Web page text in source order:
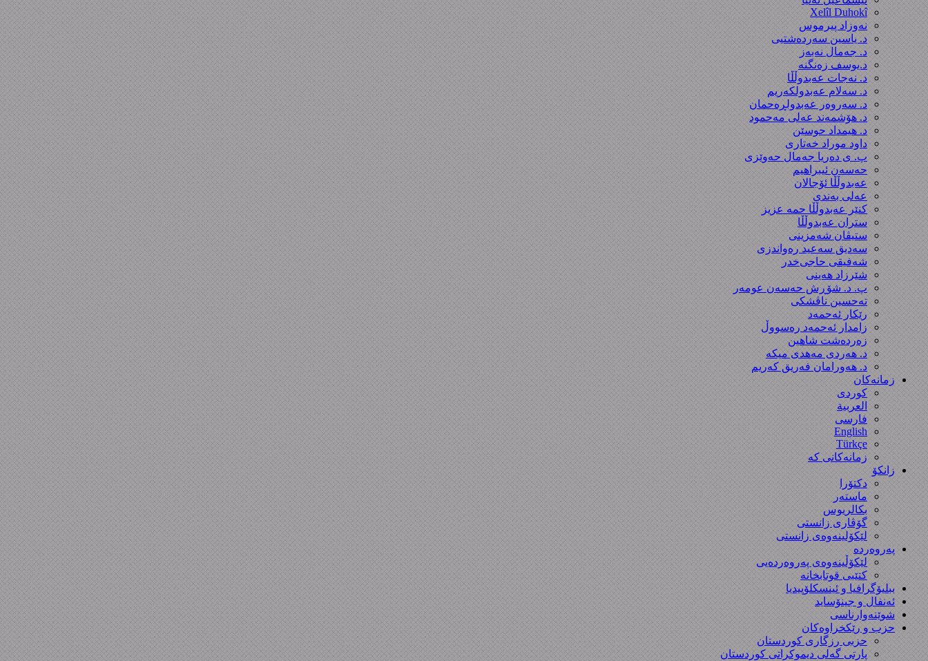
Xelîl Duhokî
نەوزاد پیرموس
د. یاسین سەردەشتیی
د. جەمال نەبەز
د.یوسف زه‌نگنه‌
د. نەجات عەبدوڵڵا
د. سەلام عەبدولكەریم
د. سەروەر عەبدولڕەحمان
د. هۆشمەند عەلی مەحمود
د. هیمداد حوسێن
داود موراد خەتاری
پ. ی دەریا جەمال حەوێزی
حەسەن ئیبراهیم
عەبدوڵڵا ئۆجالان
عەلی بەندی
کنێر عەبدوڵڵا حمە عزیز
ستران عەبدوڵڵا
ستیڤان شەمزینی
سەدیق سەعید رەواندزی
شه‌فیقی حاجی‌خدر
شێرزاد هەینی
پ. د. شۆڕش حەسەن عومەر
تەحسین ناڤشکی
رێکار ئەحمەد
زامدار ئەحمەد رەسووڵ
زه‌رده‌شت شاهین
د. هەردی مەهدی میکە
د. هەورامان فەریق كەریم
زمانەکان
کوردی
العربیة
فارسی
English
Türkçe
زمانەکانی کە
زانکۆ
دکتۆرا
ماستەر
بکالریوس
گۆڤاری زانستی
لێکۆلینەوەی زانستی
پەروەردە
لێکۆڵینەوەی پەروەردەیی
کتێبی قوتابخانە
ببلیۆگرافیا و ئینسکلۆپیدیا
ئەنفال و جینۆساید
شوێنەوارناسی
حزب و رێکخراوەکان
حزبی رزگاری کوردستان
پارتی گەلی دیموکراتی کوردستان